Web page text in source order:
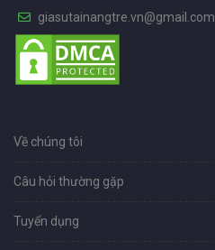
giasutainangtre.vn@gmail.com
Về chúng tôi
Câu hỏi thường gặp
Tuyển dụng